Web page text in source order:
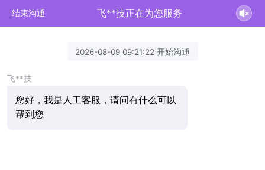
结束沟通 飞**技正在为您服务
2026-08-09 09:21:22 开始沟通
飞**技
您好，我是人工客服，请问有什么可以
帮到您